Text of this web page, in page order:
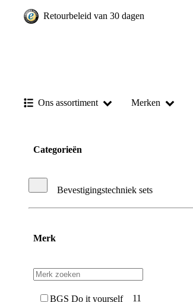
Retourbeleid van 30 dagen
Ons assortiment Merken
Categorieën
Bevestigingstechniek sets
Merk
BGS Do it yourself 11